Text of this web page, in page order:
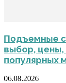
Подъемные
выбор, цены,
популярных
06.08.2026